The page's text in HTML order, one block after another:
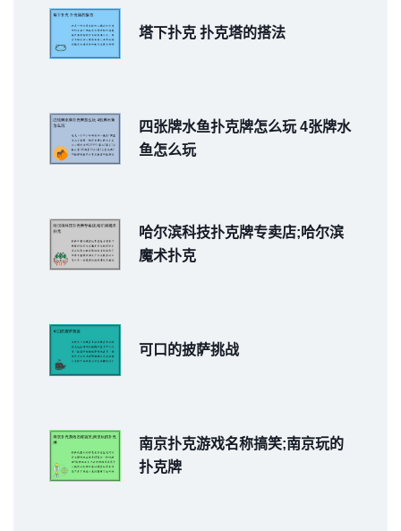
塔下扑克 扑克塔的搭法
四张牌水鱼扑克牌怎么玩 4张牌水
鱼怎么玩
哈尔滨科技扑克牌专卖店;哈尔滨
魔术扑克
可口的披萨挑战
南京扑克游戏名称搞笑;南京玩的
扑克牌